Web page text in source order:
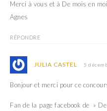
Merci à vous et à De mois en
Agnes
RÉPONDRE
JULIA CASTEL 5
Bonjour et merci pour ce
Fan de la page facebook de »